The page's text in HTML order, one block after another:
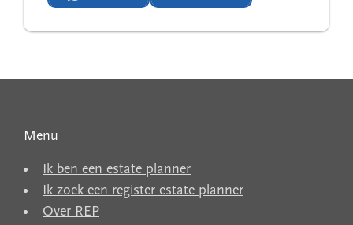
Menu
Ik ben een estate planner
Ik zoek een register estate planner
Over REP